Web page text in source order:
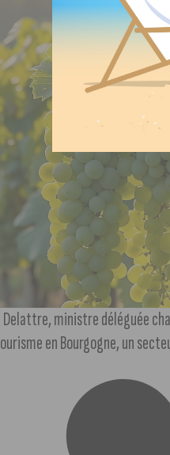
ministre déléguée
en Bourgogne, un